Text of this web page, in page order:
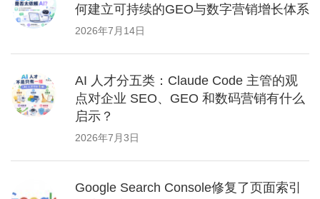
何建立可持续的GEO与数字营销增长体系
2026年7月14日
AI 人才分五类：Claude Code 主管的观
点对企业 SEO、GEO 和数码营销有什么
启示？
2026年7月3日
Google Search Console修复了页面索引